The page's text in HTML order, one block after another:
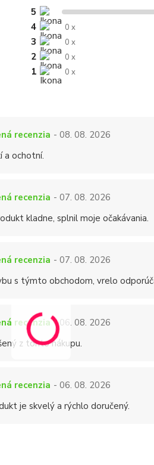
5
4 0 x
3 0 x
2 0 x
1 0 x
recenzia - 08. 08. 2026
a ochotní.
recenzia - 07. 08. 2026
kladne, splnil moje očakávania.
recenzia - 07. 08. 2026
s týmto obchodom, vrelo
recenzia - 06. 08. 2026
z tohto nákupu.
recenzia - 06. 08. 2026
je skvelý a rýchlo doručený.